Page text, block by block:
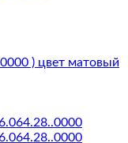
) цвет матовый